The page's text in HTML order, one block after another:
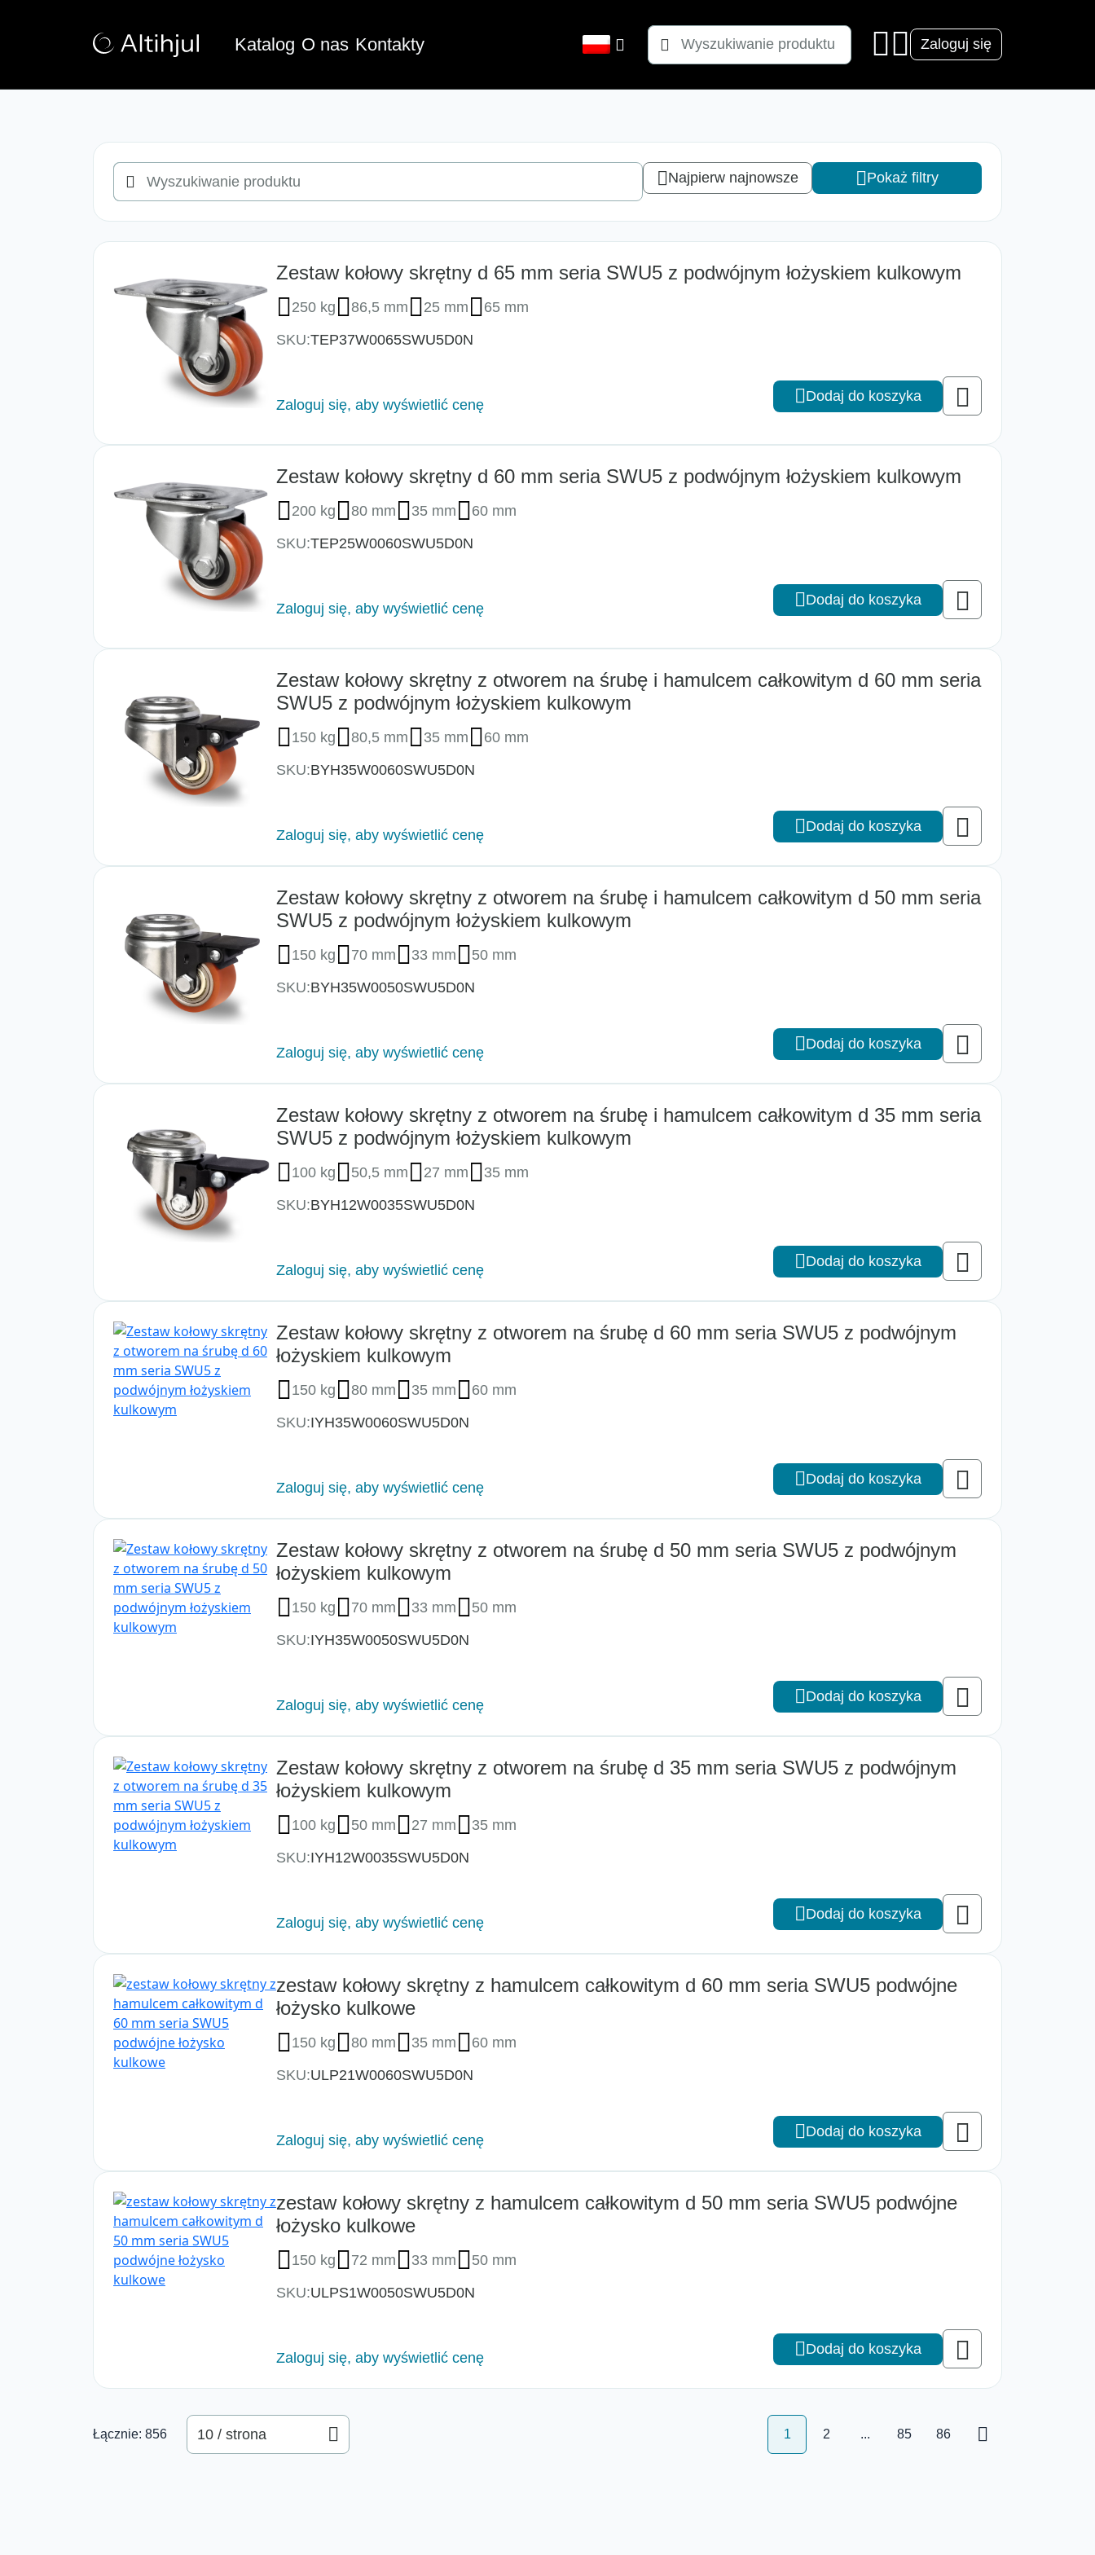
Katalog O nas Kontakty Szukaj:
Zaloguj się
Wyszukiwanie
produktu
Najpierw najnowsze Pokaż filtry
Zestaw kołowy skrętny d 65 mm seria SWU5 z podwójnym łożyskiem kulkowym
250 kg 86,5 mm 25 mm 65 mm
SKU:TEP37W0065SWU5D0N
Zaloguj się, aby wyświetlić cenę
Dodaj do koszyka
Zestaw kołowy skrętny d 60 mm seria SWU5 z podwójnym łożyskiem kulkowym
200 kg 80 mm 35 mm 60 mm
SKU:TEP25W0060SWU5D0N
Zaloguj się, aby wyświetlić cenę
Dodaj do koszyka
Zestaw kołowy skrętny z otworem na śrubę i hamulcem całkowitym d 60 mm seria
SWU5 z podwójnym łożyskiem kulkowym
150 kg 80,5 mm 35 mm 60 mm
SKU:BYH35W0060SWU5D0N
Zaloguj się, aby wyświetlić cenę
Dodaj do koszyka
Zestaw kołowy skrętny z otworem na śrubę i hamulcem całkowitym d 50 mm seria
SWU5 z podwójnym łożyskiem kulkowym
150 kg 70 mm 33 mm 50 mm
SKU:BYH35W0050SWU5D0N
Zaloguj się, aby wyświetlić cenę
Dodaj do koszyka
Zestaw kołowy skrętny z otworem na śrubę i hamulcem całkowitym d 35 mm seria
SWU5 z podwójnym łożyskiem kulkowym
100 kg 50,5 mm 27 mm 35 mm
SKU:BYH12W0035SWU5D0N
Zaloguj się, aby wyświetlić cenę
Dodaj do koszyka
Zestaw kołowy skrętny z otworem na śrubę d 60 mm seria SWU5 z podwójnym
łożyskiem kulkowym
150 kg 80 mm 35 mm 60 mm
SKU:IYH35W0060SWU5D0N
Zaloguj się, aby wyświetlić cenę
Dodaj do koszyka
Zestaw kołowy skrętny z otworem na śrubę d 50 mm seria SWU5 z podwójnym
łożyskiem kulkowym
150 kg 70 mm 33 mm 50 mm
SKU:IYH35W0050SWU5D0N
Zaloguj się, aby wyświetlić cenę
Dodaj do koszyka
Zestaw kołowy skrętny z otworem na śrubę d 35 mm seria SWU5 z podwójnym
łożyskiem kulkowym
100 kg 50 mm 27 mm 35 mm
SKU:IYH12W0035SWU5D0N
Zaloguj się, aby wyświetlić cenę
Dodaj do koszyka
zestaw kołowy skrętny z hamulcem całkowitym d 60 mm seria SWU5 podwójne
łożysko kulkowe
150 kg 80 mm 35 mm 60 mm
SKU:ULP21W0060SWU5D0N
Zaloguj się, aby wyświetlić cenę
Dodaj do koszyka
zestaw kołowy skrętny z hamulcem całkowitym d 50 mm seria SWU5 podwójne
łożysko kulkowe
150 kg 72 mm 33 mm 50 mm
SKU:ULPS1W0050SWU5D0N
Zaloguj się, aby wyświetlić cenę
Dodaj do koszyka
Łącznie: 856 10 / strona 1 2 ... 85 86